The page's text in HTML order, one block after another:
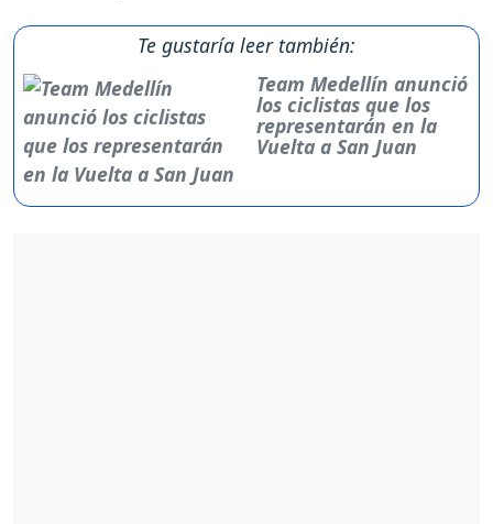
Te gustaría leer también:
Team Medellín anunció
los ciclistas que los
representarán en la
Vuelta a San Juan